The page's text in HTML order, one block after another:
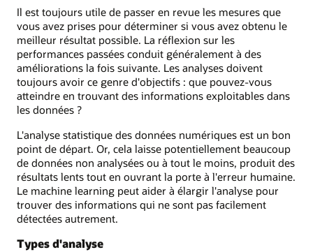
Il est toujours utile de passer en revue les mesures que
vous avez prises pour déterminer si vous avez obtenu le
meilleur résultat possible. La réflexion sur les
performances passées conduit généralement à des
améliorations la fois suivante. Les analyses doivent
toujours avoir ce genre d'objectifs : que pouvez-vous
atteindre en trouvant des informations exploitables dans
les données ?
L'analyse statistique des données numériques est un bon
point de départ. Or, cela laisse potentiellement beaucoup
de données non analysées ou à tout le moins, produit des
résultats lents tout en ouvrant la porte à l'erreur humaine.
Le machine learning peut aider à élargir l'analyse pour
trouver des informations qui ne sont pas facilement
détectées autrement.
Types d'analyse